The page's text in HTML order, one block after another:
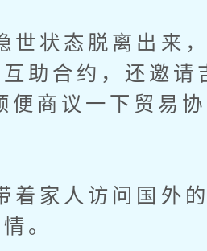
状态脱离出来
助合约，还邀请
商议一下贸易协
家人访问国外
。